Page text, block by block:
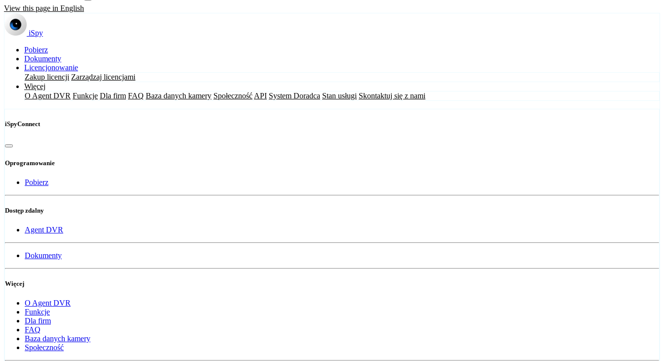
View this page in English
iSpy
Pobierz
Dokumenty
Licencjonowanie
Zakup licencji Zarządzaj licencjami
Więcej
O Agent DVR Funkcje Dla firm FAQ Baza danych kamery Społeczność API System Doradca Stan usługi Skontaktuj się z nami
iSpyConnect
Oprogramowanie
Pobierz
Dostęp zdalny
Agent DVR
Dokumenty
Więcej
O Agent DVR
Funkcje
Dla firm
FAQ
Baza danych kamery
Społeczność